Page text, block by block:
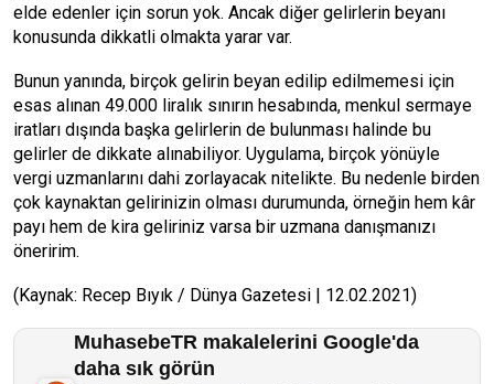
elde edenler için sorun yok. Ancak diğer gelirlerin beyanı
konusunda dikkatli olmakta yarar var.
Bunun yanında, birçok gelirin beyan edilip edilmemesi için
esas alınan 49.000 liralık sınırın hesabında, menkul sermaye
iratları dışında başka gelirlerin de bulunması halinde bu
gelirler de dikkate alınabiliyor. Uygulama, birçok yönüyle
vergi uzmanlarını dahi zorlayacak nitelikte. Bu nedenle birden
çok kaynaktan gelirinizin olması durumunda, örneğin hem kâr
payı hem de kira geliriniz varsa bir uzmana danışmanızı
öneririm.
(Kaynak: Recep Bıyık / Dünya Gazetesi | 12.02.2021)
MuhasebeTR makalelerini Google'da
daha sık görün